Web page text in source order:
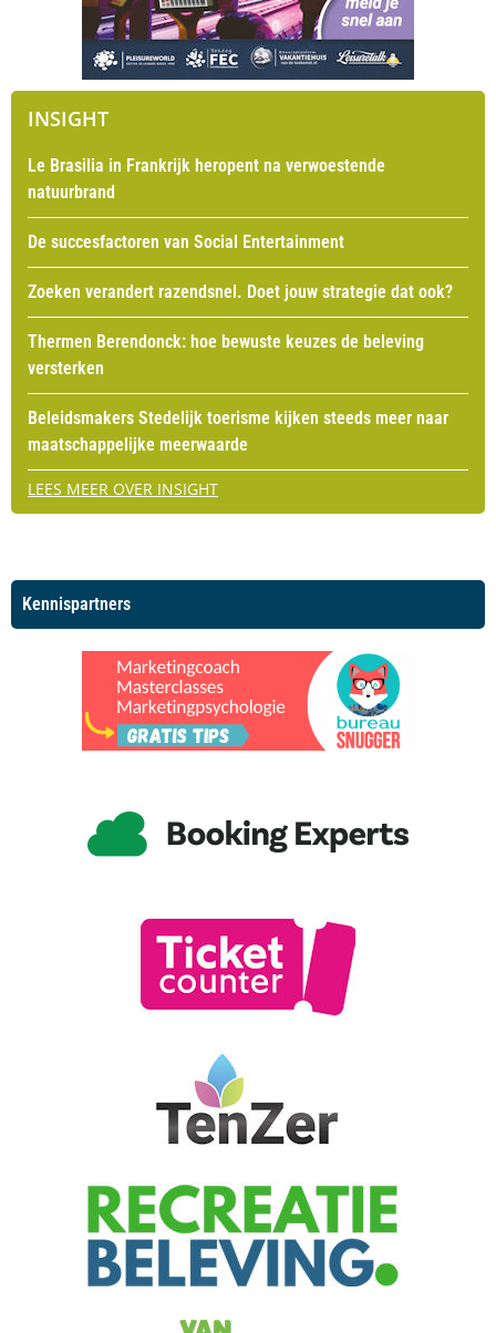
INSIGHT
Le Brasilia in Frankrijk heropent na verwoestende
natuurbrand
De succesfactoren van Social Entertainment
Zoeken verandert razendsnel. Doet jouw strategie dat ook?
Thermen Berendonck: hoe bewuste keuzes de beleving
versterken
Beleidsmakers Stedelijk toerisme kijken steeds meer naar
maatschappelijke meerwaarde
LEES MEER OVER INSIGHT
Kennispartners